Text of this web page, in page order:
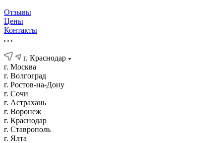
Отзывы
Цены
Контакты
г. Краснодар
г. Москва
г. Волгоград
г. Ростов-на-Дону
г. Сочи
г. Астрахань
г. Воронеж
г. Краснодар
г. Ставрополь
г. Ялта